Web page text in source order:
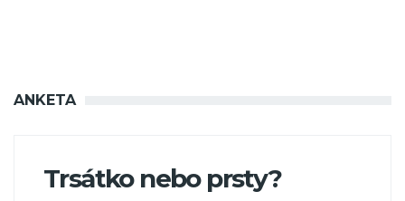
ANKETA
Trsátko nebo prsty?